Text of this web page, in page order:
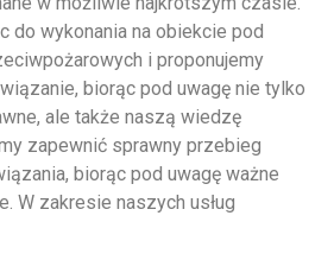
do wykonania na obiekcie pod
i proponujemy
biorąc pod uwagę nie tylko
ale także naszą wiedzę
zapewnić sprawny przebieg
biorąc pod uwagę ważne
W zakresie naszych usług